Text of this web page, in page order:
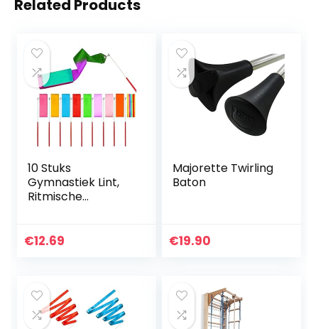
Related Products
10 Stuks
Gymnastiek Lint,
Ritmische
Ribbon,
€12.69
Majorette Twirling
Baton
€19.90